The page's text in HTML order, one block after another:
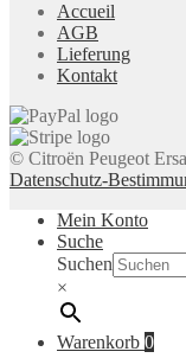
Accueil
AGB
Lieferung
Kontakt
© Citroën Peugeot
Datenschutz-
Mein Konto
Suche
Suchen
×
Warenkorb 0